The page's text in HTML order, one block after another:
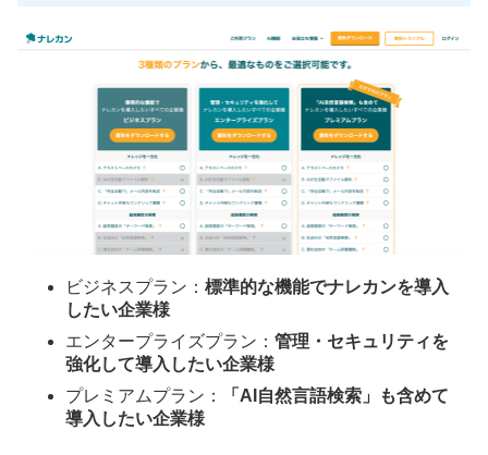
ビジネスプラン： 標準的な機能でナレカンを導入
したい企業様
エンタープライズプラン： 管理・セキュリティを
強化して導入したい企業様
プレミアムプラン：
「AI自然言語検索」も含めて
導入したい企業様